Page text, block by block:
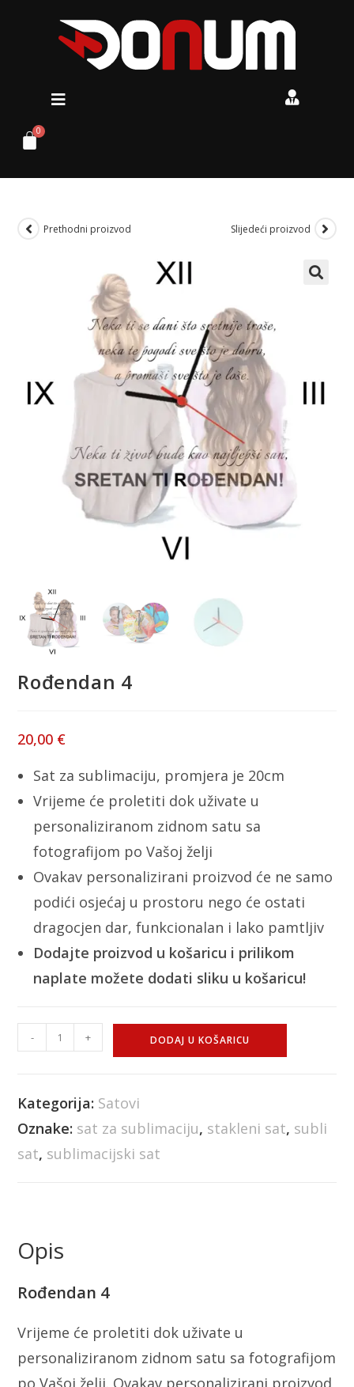
Prethodni proizvod Slijedeći proizvod
Rođendan 4
20,00 €
Sat za sublimaciju, promjera je 20cm
Vrijeme će proletiti dok uživate u
personaliziranom zidnom satu sa
fotografijom po Vašoj želji
Ovakav personalizirani proizvod će ne samo
podići osjećaj u prostoru nego će ostati
dragocjen dar, funkcionalan i lako pamtljiv
Dodajte proizvod u košaricu i prilikom
naplate možete dodati sliku u košaricu!
- + DODAJ U KOŠARICU
Kategorija: Satovi
Oznake: sat za sublimaciju, stakleni sat, subli
sat, sublimacijski sat
Opis
Rođendan 4
Vrijeme će proletiti dok uživate u
personaliziranom zidnom satu sa fotografijom